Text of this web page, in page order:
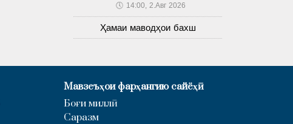
🕔 14:00, 2.Авг 2026
Ҳамаи маводҳои бахш
Мавзеъҳои фарҳангию сайёҳӣ
Боғи миллӣ
Саразм